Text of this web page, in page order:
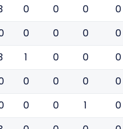
0 0 0 0
0 0 0 0
1 0 0 0
0 0 0 0
0 0 1 0